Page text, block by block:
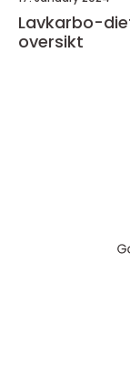
Lavkarbo-
oversikt